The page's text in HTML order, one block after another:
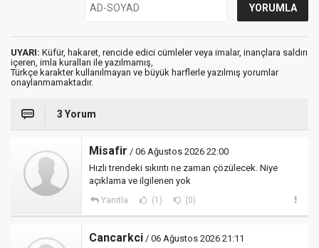
UYARI: Küfür, hakaret, rencide edici cümleler veya imalar, inançlara saldırı
içeren, imla kuralları ile yazılmamış,
Türkçe karakter kullanılmayan ve büyük harflerle yazılmış yorumlar
onaylanmamaktadır.
3 Yorum
Misafir / 06 Ağustos 2026 22:00
Hızlı trendeki sıkıntı ne zaman çözülecek. Niye
açıklama ve ilgilenen yok
Yanıtla (1) (0)
Cancarkci / 06 Ağustos 2026 21:11